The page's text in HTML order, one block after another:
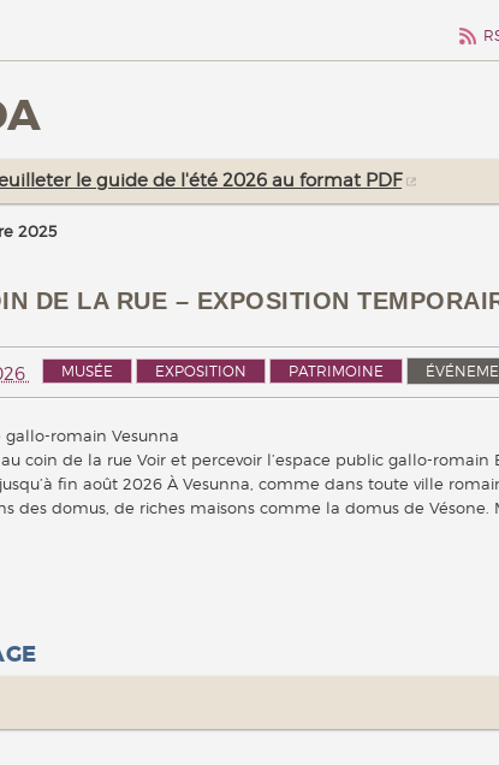
le guide de l'été 2026 au format PDF
2025
DE LA RUE – EXPOSITION
MUSÉE EXPOSITION PATRIMOINE
gallo-romain Vesunna
au coin de la rue Voir et percevoir l’espace public gallo-romain
fin août 2026 À Vesunna, comme dans toute ville
des domus, de riches maisons comme la domus de Vésone.